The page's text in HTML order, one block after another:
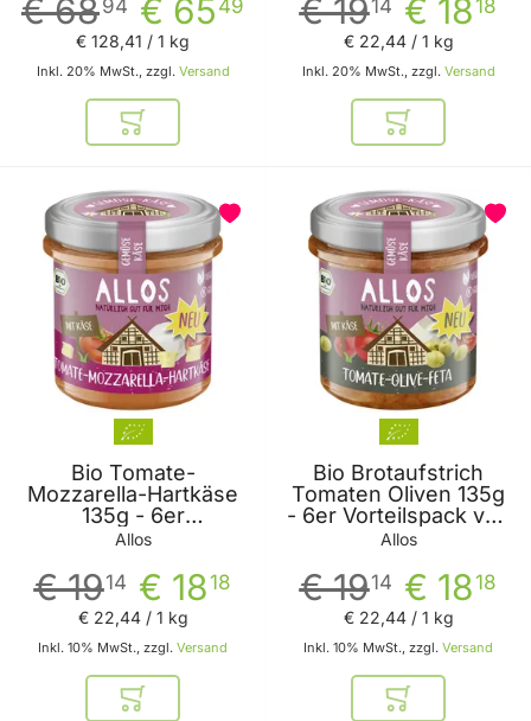
€ 65 49
€ 6894
Inkl. 20% MwSt., zzgl. Versand
€ 128,41 / 1 kg
In den Warenkorb
€ 1818
€ 1914
Inkl. 20% MwSt., zzgl. Versand
€ 22,44/ 1 kg
In den
Bio Tomate-
Mozzarella-Hartkäse
135g - 6er
Vorteilspack von Allos
Allos
€ 1818
€ 1914
Inkl. 10% MwSt., zzgl. Versand
€ 22,44/ 1 kg
In den Warenkorb
Bio Brotaufstrich
Tomaten Oliven 135g
- 6er Vorteilspack von
Allos
Allos
€ 1818
€ 1914
Inkl. 10% MwSt., zzgl. Versand
€ 22,44/ 1 kg
In den